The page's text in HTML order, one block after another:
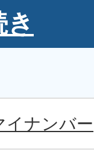
イナンバー